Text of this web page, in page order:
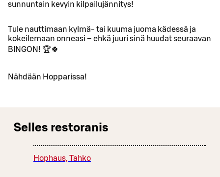
sunnuntain kevyin kilpailujännitys!
Tule nauttimaan kylmä- tai kuuma juoma kädessä ja
kokeilemaan onneasi – ehkä juuri sinä huudat seuraavan
BINGON! 🏆🍀
Nähdään Hopparissa!
Selles restoranis
Hophaus, Tahko